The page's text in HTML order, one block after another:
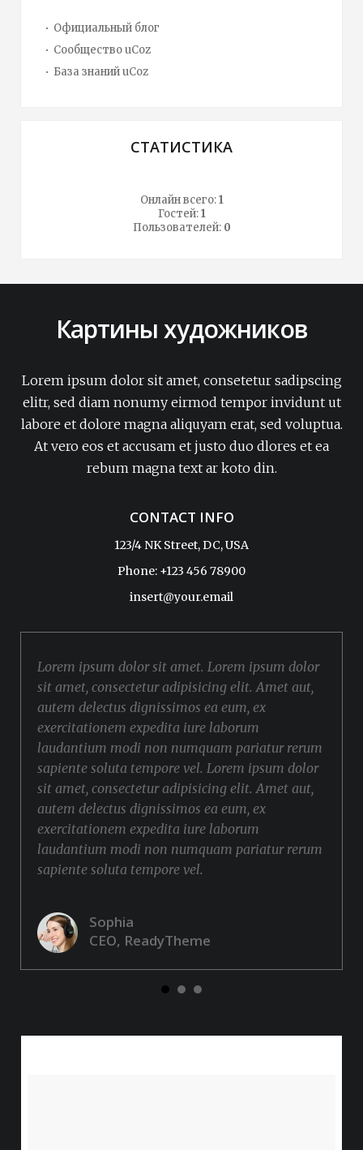
Официальный блог
Сообщество uCoz
База знаний uCoz
СТАТИСТИКА
Онлайн всего:1
Гостей:1
Пользователей: 0
Картины художников
Lorem ipsum dolor sit amet, consetetur sadipscing
elitr, sed diam nonumy eirmod tempor invidunt ut
labore et dolore magna aliquyam erat, sed voluptua.
At vero eos et accusam et justo duo dlores et ea
rebum magna text ar koto din.
CONTACT INFO
123/4 NK Street, DC, USA
Phone: +123 456 78900
insert@your.email
Lorem ipsum dolor sit amet. Lorem ipsum dolor
sit amet, consectetur adipisicing elit. Amet aut,
autem delectus dignissimos ea eum, ex
exercitationem expedita iure laborum
laudantium modi non numquam pariatur rerum
sapiente soluta tempore vel. Lorem ipsum dolor
sit amet, consectetur adipisicing elit. Amet aut,
autem delectus dignissimos ea eum, ex
exercitationem expedita iure laborum
laudantium modi non numquam pariatur rerum
sapiente soluta tempore vel.
Sophia
CEO, ReadyTheme